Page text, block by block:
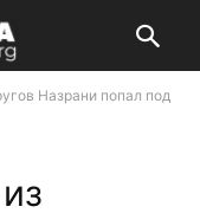
Назрани попал под